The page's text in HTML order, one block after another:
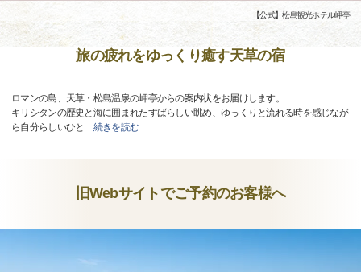
【公式】松島観光ホテル岬亭
旅の疲れをゆっくり癒す天草の宿
ロマンの島、天草・松島温泉の岬亭からの案内状をお届けします。
キリシタンの歴史と海に囲まれたすばらしい眺め、ゆっくりと流れる時を感じなが
ら自分らしいひと …続きを読む
旧Webサイトでご予約のお客様へ